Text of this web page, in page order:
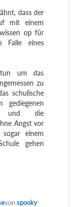
dass der
mit einem
op für
Falle eines
um das
zu
schulische
gediegenen
und die
Angst vor
einem
gehen
vonspooky